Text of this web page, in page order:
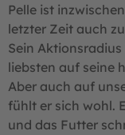
Pelle ist
letzter Zeit auch
Sein
liebsten auf seine
Aber auch auf
fühlt er sich wohl.
und das Futter